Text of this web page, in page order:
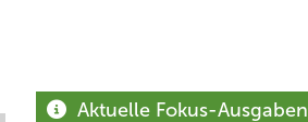
Aktuelle Fokus-Ausgaben